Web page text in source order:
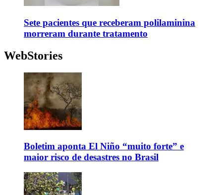
Sete pacientes que receberam polilaminina
morreram durante tratamento
WebStories
Boletim aponta El Niño “muito forte” e
maior risco de desastres no Brasil